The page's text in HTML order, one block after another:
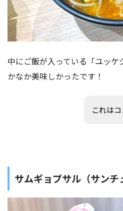
中にご飯が入っている「ユッ
かなか美味しかったです！
これは
サムギョプサル（サンチ